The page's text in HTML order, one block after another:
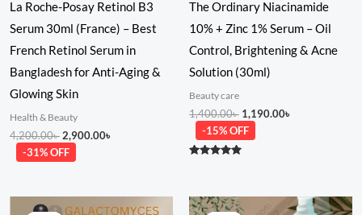
La Roche-Posay Retinol B3
Serum 30ml (France) – Best
French Retinol Serum in
Bangladesh for Anti-Aging &
Glowing Skin
Health & Beauty
4,200.00৳2,900.00৳
-31% OFF
The Ordinary Niacinamide
10% + Zinc 1% Serum – Oil
Control, Brightening & Acne
Solution (30ml)
Beauty care
1,400.00৳ 1,190.00৳
-15% OFF
Current